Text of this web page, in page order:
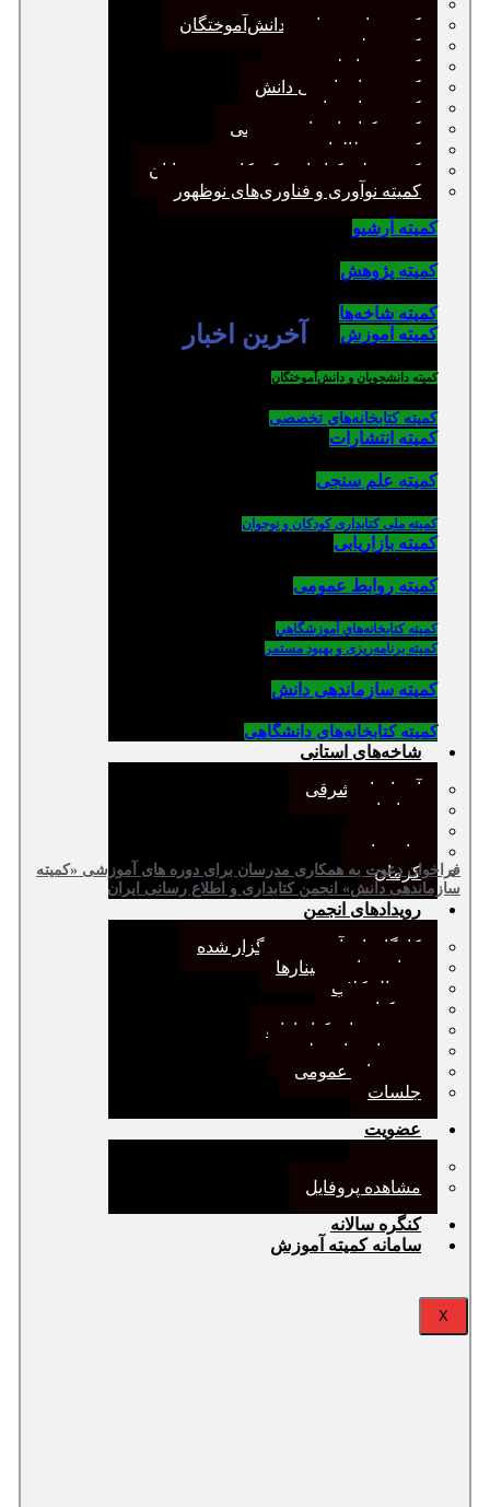
کمیته دانشجویان و دانش‌آموختگان
کمیته علم سنجی
کمیته روابط عمومی
کمیته سازماندهی دانش
کمیته شاخه‌ها
کمیته کتابخانه‌های تخصصی
کمیته مطالعات صنفی
کمیته ملی کتابداری کودکان و نوجوانان
کمیته نوآوری و فناوری‌های نوظهور
کمیته آرشیو
کمیته پژوهش
کمیته شاخه‌ها
کمیته آموزش
کمیته دانشجویان و دانش‌آموختگان
کمیته کتابخانه‌های تخصصی
کمیته انتشارات
کمیته علم سنجی
کمیته ملی کتابداری کودکان و نوجوان
کمیته بازاریابی
کمیته روابط عمومی
كميته كتابخانه‌هاي آموزشگاهي
کمیته برنامه‌ریزی و بهبود مستمر
کمیته سازماندهی دانش
کمیته کتابخانه‌های دانشگاهی
شاخه‌های استانی
آذربایجان شرقی
خراسان
مازندران
کرمان
رویدادهای انجمن
کارگاههای آموزشی برگزار شده
همایش‌ها و سمینارها
ژورنال کلاب
نقد کتاب
دورهمی‌های کتابدارانه
سخنرانی‌های علمی
مجمع‌های عمومی
جلسات
عضویت
مشاهده پروفایل
کنگره سالانه
سامانه کمیته آموزش
X
آخرین اخبار
فراخوان دعوت به همکاری مدرسان برای دوره های آموزشی «کمیته
سازماندهی دانش» انجمن کتابداری و اطلاع رسانی ایران